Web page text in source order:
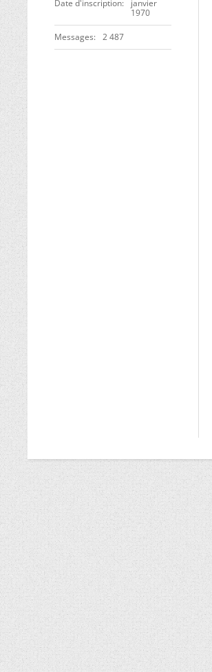
Date d'inscription
janvier
1970
Messages 2 487